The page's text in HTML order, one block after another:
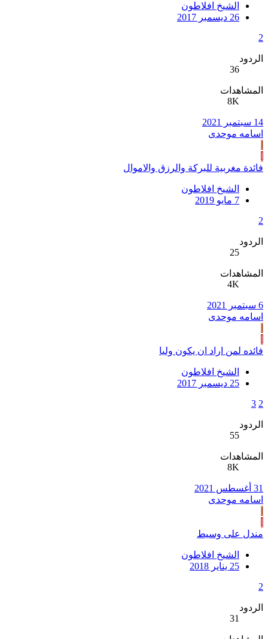
الشيخ افلاطون
26 ديسمبر 2017
2
الردود
36
المشاهدات
8K
14 سبتمبر 2021
اسامه موحدی
فائدة مغربية للبركة والرزق والاموال
الشيخ افلاطون
7 مايو 2019
2
الردود
25
المشاهدات
4K
6 سبتمبر 2021
اسامه موحدی
فائده لمن اراد ان يكون وليا
الشيخ افلاطون
25 ديسمبر 2017
2
3
الردود
55
المشاهدات
8K
31 أغسطس 2021
اسامه موحدی
مندل على وسيط
الشيخ افلاطون
25 يناير 2018
2
الردود
31